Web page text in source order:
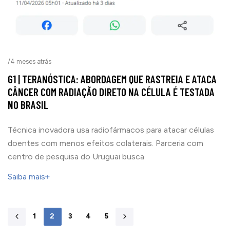
/4 meses atrás
G1 | TERANÓSTICA: ABORDAGEM QUE RASTREIA E ATACA
CÂNCER COM RADIAÇÃO DIRETO NA CÉLULA É TESTADA
NO BRASIL
Técnica inovadora usa radiofármacos para atacar células
doentes com menos efeitos colaterais. Parceria com
centro de pesquisa do Uruguai busca
Saiba mais
1 2 3 4 5